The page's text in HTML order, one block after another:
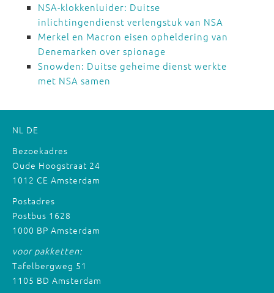
NSA-klokkenluider: Duitse
inlichtingendienst verlengstuk van NSA
Merkel en Macron eisen opheldering van
Denemarken over spionage
Snowden: Duitse geheime dienst werkte
met NSA samen
NL DE
Bezoekadres
Oude Hoogstraat 24
1012 CE Amsterdam
Postadres
Postbus 1628
1000 BP Amsterdam
voor pakketten:
Tafelbergweg 51
1105 BD Amsterdam